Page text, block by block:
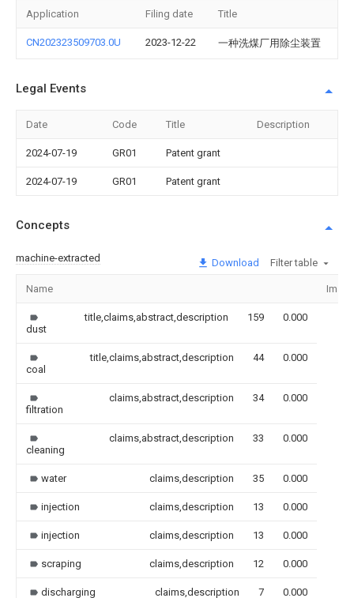
Application Filing date Title
CN202323509703.0U 2023-12-22 一种洗煤厂用除尘装置
Legal Events
Date Code Title Description
2024-07-19 GR01 Patent grant
2024-07-19 GR01 Patent grant
Concepts
machine-extracted Download Filter table
Name Image
dust
title,claims,abstract,description 159 0.000
coal
title,claims,abstract,description 44 0.000
filtration
claims,abstract,description 34 0.000
cleaning
claims,abstract,description 33 0.000
water claims,description 35 0.000
injection claims,description 13 0.000
injection claims,description 13 0.000
scraping claims,description 12 0.000
discharging claims,description 7 0.000